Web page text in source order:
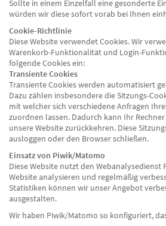
Sollte in einem Einzelfall eine gesonderte
würden wir diese sofort vorab bei Ihnen
Cookie-Richtlinie
Diese Website verwendet Cookies. Wir
Warenkorb-Funktionalität und Login-
folgende Cookies ein:
Transiente Cookies
Transiente Cookies werden automatisiert
Dazu zählen insbesondere die Sitzungs-
mit welcher sich verschiedene Anfragen
zuordnen lassen. Dadurch kann Ihr
unsere Website zurückkehren. Diese
ausloggen oder den Browser schließen.
Einsatz von Piwik/Matomo
Diese Website nutzt den
Website analysieren und regelmäßig
Statistiken können wir unser Angebot
ausgestalten.
Wir haben Piwik/Matomo so konfiguriert,